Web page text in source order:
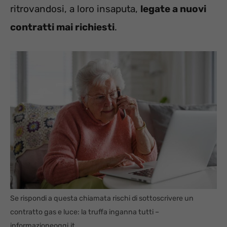
ritrovandosi, a loro insaputa, legate a nuovi
contratti mai richiesti.
Se rispondi a questa chiamata rischi di sottoscrivere un
contratto gas e luce: la truffa inganna tutti –